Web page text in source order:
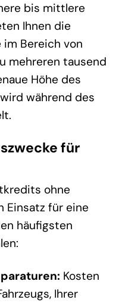
bis mittlere
Ihnen die
Bereich von
mehreren tausend
Höhe des
während des
für
ohne
Einsatz für eine
häufigsten
Kosten
Ihrer